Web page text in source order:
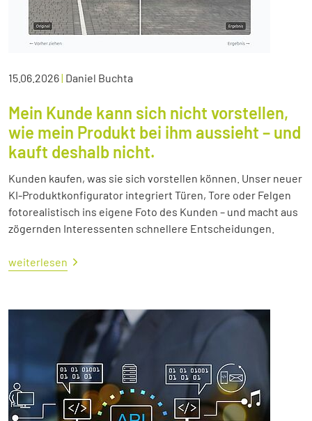
15.06.2026| Daniel Buchta
Mein Kunde kann sich nicht vorstellen,
wie mein Produkt bei ihm aussieht – und
kauft deshalb nicht.
Kunden kaufen, was sie sich vorstellen können. Unser neuer
KI-Produktkonfigurator integriert Türen, Tore oder Felgen
fotorealistisch ins eigene Foto des Kunden – und macht aus
zögernden Interessenten schnellere Entscheidungen.
weiterlesen